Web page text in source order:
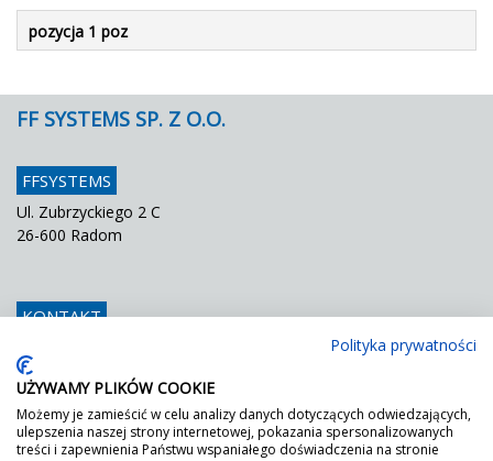
pozycja 1 poz
FF SYSTEMS SP. Z O.O.
FFSYSTEMS
Ul. Zubrzyckiego 2 C
26-600 Radom
KONTAKT
Fax
E mail
info@ffsystems.pl
Polityka prywatności
UŻYWAMY PLIKÓW COOKIE
Możemy je zamieścić w celu analizy danych dotyczących odwiedzających,
ulepszenia naszej strony internetowej, pokazania spersonalizowanych
treści i zapewnienia Państwu wspaniałego doświadczenia na stronie